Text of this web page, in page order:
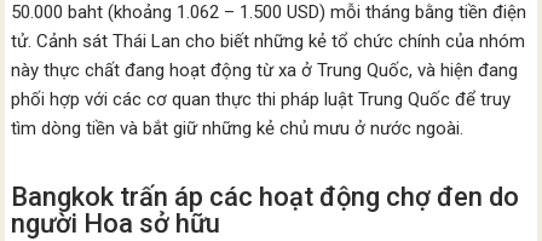
50.000 baht (khoảng 1.062 – 1.500 USD) mỗi tháng bằng tiền điện
tử. Cảnh sát Thái Lan cho biết những kẻ tổ chức chính của nhóm
này thực chất đang hoạt động từ xa ở Trung Quốc, và hiện đang
phối hợp với các cơ quan thực thi pháp luật Trung Quốc để truy
tìm dòng tiền và bắt giữ những kẻ chủ mưu ở nước ngoài.
Bangkok trấn áp các hoạt động chợ đen do
người Hoa sở hữu